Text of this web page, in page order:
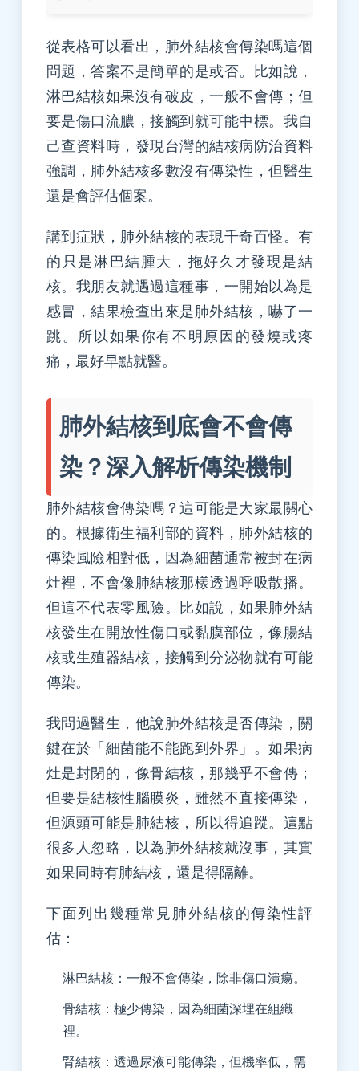
從表格可以看出，肺外結核會傳染嗎這個
問題，答案不是簡單的是或否。比如說，
淋巴結核如果沒有破皮，一般不會傳；但
要是傷口流膿，接觸到就可能中標。我自
己查資料時，發現台灣的結核病防治資料
強調，肺外結核多數沒有傳染性，但醫生
還是會評估個案。
講到症狀，肺外結核的表現千奇百怪。有
的只是淋巴結腫大，拖好久才發現是結
核。我朋友就遇過這種事，一開始以為是
感冒，結果檢查出來是肺外結核，嚇了一
跳。所以如果你有不明原因的發燒或疼
痛，最好早點就醫。
肺外結核到底會不會傳
染？深入解析傳染機制
肺外結核會傳染嗎？這可能是大家最關心
的。根據衛生福利部的資料，肺外結核的
傳染風險相對低，因為細菌通常被封在病
灶裡，不會像肺結核那樣透過呼吸散播。
但這不代表零風險。比如說，如果肺外結
核發生在開放性傷口或黏膜部位，像腸結
核或生殖器結核，接觸到分泌物就有可能
傳染。
我問過醫生，他說肺外結核是否傳染，關
鍵在於「細菌能不能跑到外界」。如果病
灶是封閉的，像骨結核，那幾乎不會傳；
但要是結核性腦膜炎，雖然不直接傳染，
但源頭可能是肺結核，所以得追蹤。這點
很多人忽略，以為肺外結核就沒事，其實
如果同時有肺結核，還是得隔離。
下面列出幾種常見肺外結核的傳染性評
估：
淋巴結核：一般不會傳染，除非傷口潰瘍。
骨結核：極少傳染，因為細菌深埋在組織
裡。
腎結核：透過尿液可能傳染，但機率低，需